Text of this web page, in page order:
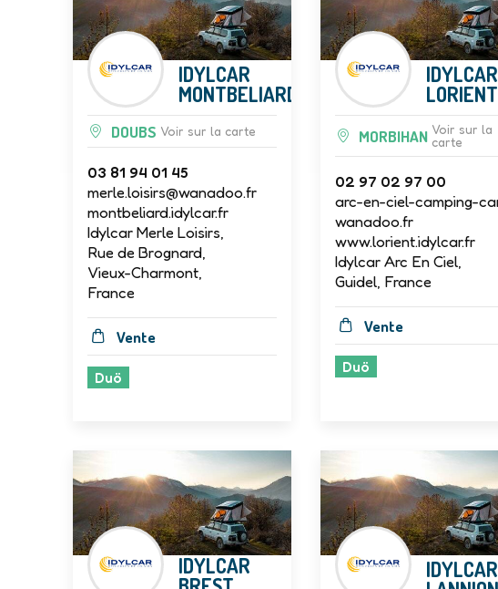
IDYLCAR
MONTBELIARD
DOUBS Voir sur la carte
03 81 94 01 45
merle.loisirs@wanadoo.fr
montbeliard.idylcar.fr
Idylcar Merle Loisirs,
Rue de Brognard,
Vieux-Charmont,
France
Vente
Duö
IDYLCAR
LORIENT
MORBIHAN Voir sur la
carte
02 97 02 97 00
arc-en-ciel-camping-
wanadoo.fr
www.lorient.idylcar.fr
Idylcar Arc En Ciel,
Guidel, France
Vente
Duö
IDYLCAR IDYLCAR